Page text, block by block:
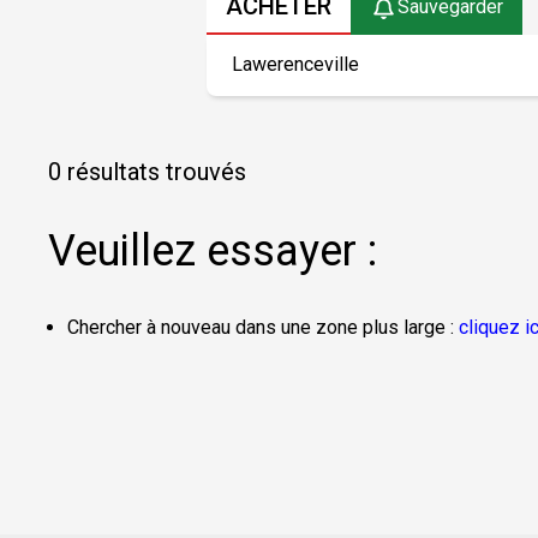
ACHETER Sauvegarder
0 résultats trouvés
Veuillez essayer :
Chercher à nouveau dans une zone plus large : cliquez